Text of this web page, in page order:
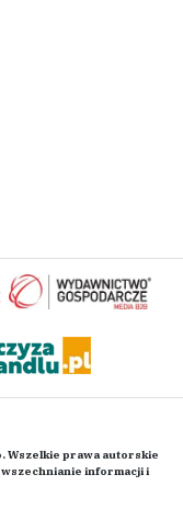
Wszelkie prawa autorskie
informacji i